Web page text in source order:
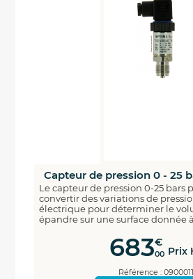
Capteur de pression 0 - 25
Le capteur de pression 0-25 bars
convertir des variations de
électrique pour déterminer le
épandre sur une surface donnée
683€
00 Prix
Référence : 0900011